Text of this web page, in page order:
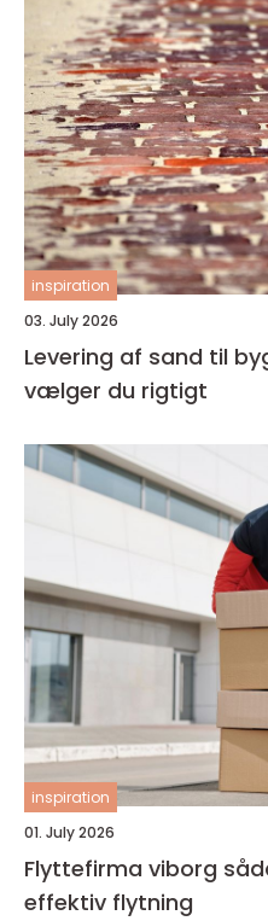
inspiration
03. July 2026
Levering af sand til
vælger du rigtigt
inspiration
01. July 2026
Flyttefirma viborg sådan får du en tryg og
effektiv flytning